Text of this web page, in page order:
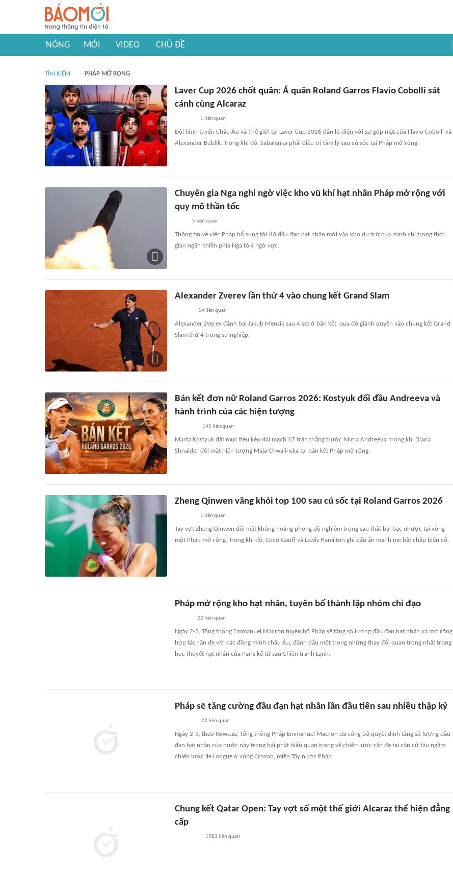
NÓNG MỚI VIDEO CHỦ ĐỀ
TÌM KIẾM PHÁP MỞ RỘNG
Laver Cup 2026 chốt quân: Á quân Roland Garros Flavio Cobolli sát
cánh cùng Alcaraz
1 liên quan
Đội hình tuyển Châu Âu và Thế giới tại Laver Cup 2026 dần lộ diện với sự góp mặt của Flavio Cobolli và
Alexander Bublik. Trong khi đó, Sabalenka phải điều trị tâm lý sau cú sốc tại Pháp mở rộng.
Chuyên gia Nga nghi ngờ việc kho vũ khí hạt nhân Pháp mở rộng với
quy mô thần tốc
5 liên quan
Thông tin về việc Pháp bổ sung tới 80 đầu đạn hạt nhân mới vào kho dự trữ của mình chỉ trong thời
gian ngắn khiến phía Nga tỏ ý ngờ vực.
Alexander Zverev lần thứ 4 vào chung kết Grand Slam
14liên quan
Alexander Zverev đánh bại Jakub Mensik sau 4 set ở bán kết, qua đó giành quyền vào chung kết Grand
Slam thứ 4 trong sự nghiệp.
Bán kết đơn nữ Roland Garros 2026: Kostyuk đối đầu Andreeva và
hành trình của các hiện tượng
145 liên quan
Marta Kostyuk đặt mục tiêu kéo dài mạch 17 trận thắng trước Mirra Andreeva, trong khi Diana
Shnaider đối mặt hiện tượng Maja Chwalinska tại bán kết Pháp mở rộng.
Zheng Qinwen văng khỏi top 100 sau cú sốc tại Roland Garros 2026
1 liên quan
Tay vợt Zheng Qinwen đối mặt khủng hoảng phong độ nghiêm trọng sau thất bại bạc nhược tại vòng
một Pháp mở rộng. Trong khi đó, Coco Gauff và Lewis Hamilton ghi dấu ấn mạnh mẽ bất chấp biến cố.
Pháp mở rộng kho hạt nhân, tuyên bố thành lập nhóm chỉ đạo
22 liên quan
Ngày 2-3, Tổng thống Emmanuel Macron tuyên bố Pháp sẽ tăng số lượng đầu đạn hạt nhân và mở rộng
hợp tác răn đe với các đồng minh châu Âu, đánh dấu một trong những thay đổi quan trọng nhất trong
học thuyết hạt nhân của Paris kể từ sau Chiến tranh Lạnh.
Pháp sẽ tăng cường đầu đạn hạt nhân lần đầu tiên sau nhiều thập kỷ
22 liên quan
Ngày 2-3, theo News.az, Tổng thống Pháp Emmanuel Macron đã công bố quyết định tăng số lượng đầu
đạn hạt nhân của nước này trong bài phát biểu quan trọng về chiến lược răn đe tại căn cứ tàu ngầm
chiến lược Ile Longue ở vùng Crozon, miền Tây nước Pháp.
Chung kết Qatar Open: Tay vợt số một thế giới Alcaraz thể hiện đẳng
cấp
1983 liên quan